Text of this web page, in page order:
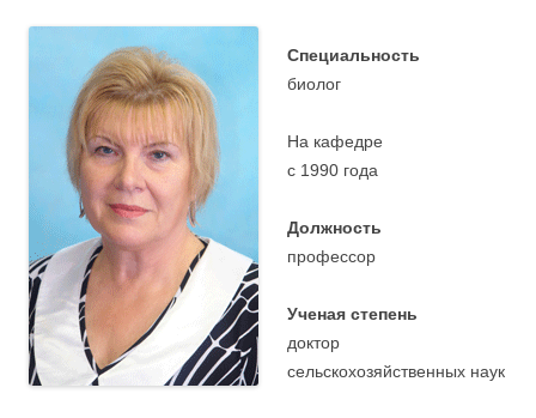
Специальность
биолог
На кафедре
c 1990 года
Должность
профессор
Ученая степень
доктор
сельскохозяйственных наук